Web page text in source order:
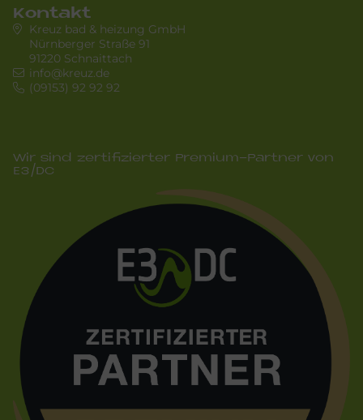
Kontakt
Kreuz bad & heizung GmbH
Nürnberger Straße 91
91220 Schnaittach
info@kreuz.de
(09153) 92 92 92
Wir sind zertifizierter Premium-Partner von
E3/DC